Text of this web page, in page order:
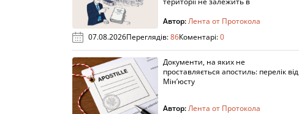
Автор:Лента от Протокола
07.08.2026Переглядів:86Коментарі:0
Документи, на яких не
проставляється апостиль: перелік від
Мін’юсту
Автор:Лента от Протокола